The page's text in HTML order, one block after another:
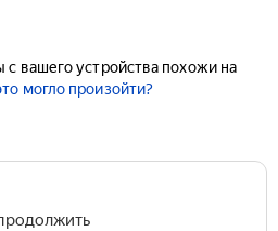
вашего устройства похожи на
могло произойти?